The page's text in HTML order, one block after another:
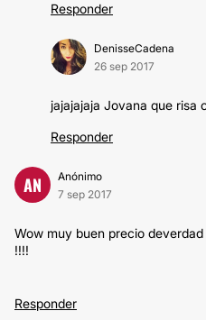
Responder
DenisseCadena
26 sep 2017
jajajajaja Jovana que risa
Responder
AN
Anónimo
7 sep 2017
Wow muy buen precio
!!!!
Responder